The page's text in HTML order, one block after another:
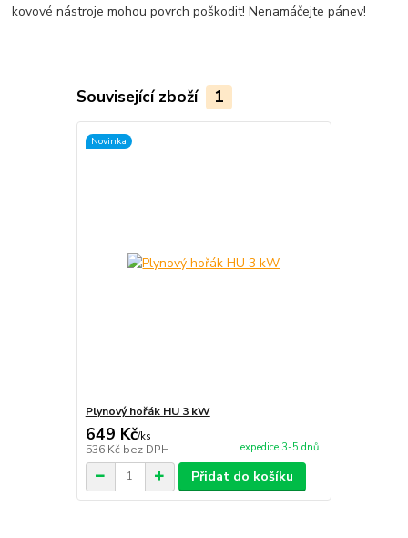
kovové nástroje mohou povrch poškodit! Nenamáčejte pánev!
Související zboží 1
Novinka
Plynový hořák HU 3 kW
649 Kč/ks
536 Kč bez DPH expedice 3-5 dnů
Přidat do košíku